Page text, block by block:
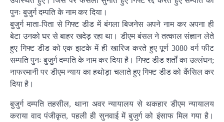
पुनः बुजुर्ग दम्पति के नाम कर दिया।
बुजुर्ग माता-पिता से गिफ्ट डीड में बंगला बिजनेस अपने नाम कर अपना ही
बेटा उनको घर से बाहर खदेड़ रहा था। डीएम बंसल ने तत्काल संज्ञान लेते
हुए गिफ्ट डीड को एक झटके में ही खारिज करते हुए पूर्ण 3080 वर्ग फीट
सम्पति पुनः बुजुर्ग दम्पति के नाम कर दिया है। गिफ्ट डीड शर्तों का उल्लंघन;
नाफरमानी पर डीएम न्याय का हथोड़ा चलाते हुए गिफ्ट डीड को कैंसिल कर
दिया है।
बुजुर्ग दम्पति तहसील, थाना अवर न्यायालय से थकहार डीएम न्यायालय
कराया वाद पंजीकृत, पहली ही सुनवाई में बुजुर्ग को इंसाफ मिल गया है।